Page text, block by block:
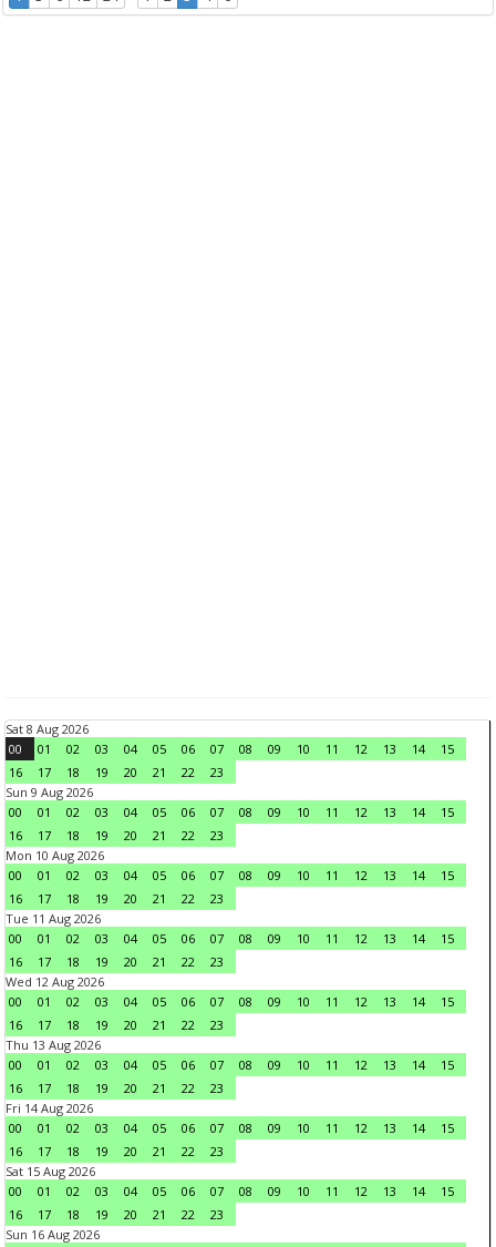
Sat 8 Aug 2026
00
01 02 03 04 05 06 07 08 09 10 11 12 13 14
15
16
17 18 19 20 21 22
23
Sun 9 Aug 2026
00
01 02 03 04 05 06 07 08 09 10 11 12 13 14
15
16
17 18 19 20 21 22
23
Mon 10 Aug 2026
00
01 02 03 04 05 06 07 08 09 10 11 12 13 14
15
16
17 18 19 20 21 22
23
Tue 11 Aug 2026
00
01 02 03 04 05 06 07 08 09 10 11 12 13 14
15
16
17 18 19 20 21 22
23
Wed 12 Aug 2026
00
01 02 03 04 05 06 07 08 09 10 11 12 13 14
15
16
17 18 19 20 21 22
23
Thu 13 Aug 2026
00
01 02 03 04 05 06 07 08 09 10 11 12 13 14
15
16
17 18 19 20 21 22
23
Fri 14 Aug 2026
00
01 02 03 04 05 06 07 08 09 10 11 12 13 14
15
16
17 18 19 20 21 22
23
Sat 15 Aug 2026
00
01 02 03 04 05 06 07 08 09 10 11 12 13 14
15
16
17 18 19 20 21 22
23
Sun 16 Aug 2026